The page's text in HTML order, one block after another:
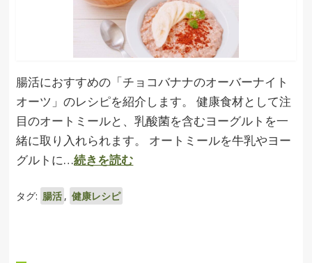
腸活におすすめの「チョコバナナのオーバーナイト
オーツ」のレシピを紹介します。 健康食材として注
目のオートミールと、乳酸菌を含むヨーグルトを一
緒に取り入れられます。 オートミールを牛乳やヨー
グルトに…続きを読む
タグ: 腸活 , 健康レシピ